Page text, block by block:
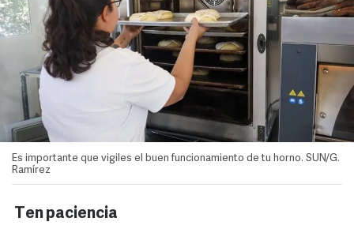
Es importante que vigiles el buen funcionamiento de tu horno. SUN/G.
Ramírez
Ten paciencia